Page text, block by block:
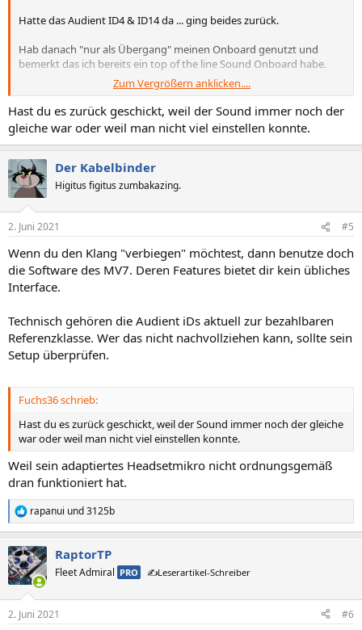
Hatte das Audient ID4 & ID14 da ... ging beides zurück.
Hab danach "nur als Übergang" meinen Onboard genutzt und
bemerkt das ich bereits ein top of the line Sound Onboard habe.
ALC 1220 Supreme FX + ESS DAC .... verrückt xD
Zum Vergrößern anklicken....
Hast du es zurück geschickt, weil der Sound immer noch der
gleiche war oder weil man nicht viel einstellen konnte.
Der Kabelbinder
Higitus figitus zumbakazing.
2. Juni 2021 #5
Wenn du den Klang "verbiegen" möchtest, dann benutze doch
die Software des MV7. Deren Features bietet dir kein übliches
Interface.
Technisch gehören die Audient iDs aktuell zur bezahlbaren
Referenzklasse. Wer das nicht nachvollziehen kann, sollte sein
Setup überprüfen.
Fuchs36 schrieb:
Hast du es zurück geschickt, weil der Sound immer noch der gleiche
war oder weil man nicht viel einstellen konnte.
Weil sein adaptiertes Headsetmikro nicht ordnungsgemäß
dran funktioniert hat.
R
e
k
t
i
e
rapanui und3125b
RaptorTP
Fleet Admiral PRO ✍️Leserartikel-Schreiber
2. Juni 2021 #6